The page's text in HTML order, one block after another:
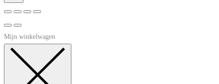
Mijn winkelwagen